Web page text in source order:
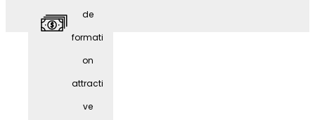
formati
on
contin
ue
de
formati
on
attracti
ve